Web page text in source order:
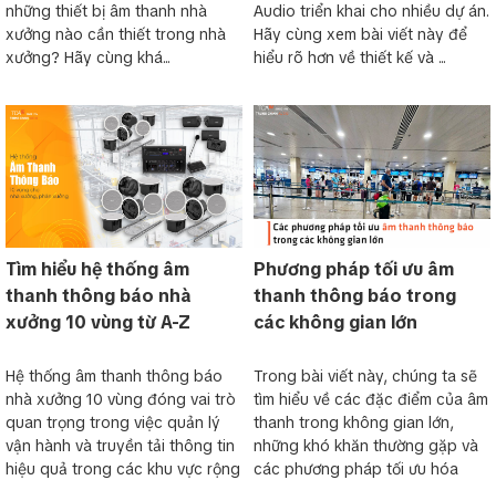
những thiết bị âm thanh nhà
xưởng nào cần thiết trong nhà
xưởng? Hãy cùng khá...
Audio triển khai cho nhiều dự án.
Hãy cùng xem bài viết này để
hiểu rõ hơn về thiết kế và ...
Tìm hiểu hệ thống âm
thanh thông báo nhà
xưởng 10 vùng từ A-Z
Hệ thống âm thanh thông báo
nhà xưởng 10 vùng đóng vai trò
quan trọng trong việc quản lý
vận hành và truyền tải thông tin
hiệu quả trong các khu vực rộng
Phương pháp tối ưu âm
thanh thông báo trong
các không gian lớn
Trong bài viết này, chúng ta sẽ
tìm hiểu về các đặc điểm của âm
thanh trong không gian lớn,
những khó khăn thường gặp và
các phương pháp tối ưu hóa